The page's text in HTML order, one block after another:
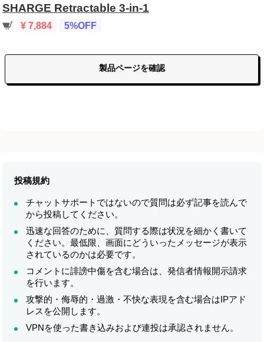
SHARGE Retractable 3-in-1
¥ 7,884 5%OFF
製品ページを確認
投稿規約
チャットサポートではないので質問は必ず記事を読んで
から投稿してください。
迅速な回答のために、質問する際は状況を細かく書いて
ください。最低限、画面にどういったメッセージが表示
されているのかは必要です。
コメントに誹謗中傷を含む場合は、発信者情報開示請求
を行います。
攻撃的・侮辱的・過激・不快な表現を含む場合はIPアド
レスを公開します。
VPNを使った書き込みおよび連投は承認されません。